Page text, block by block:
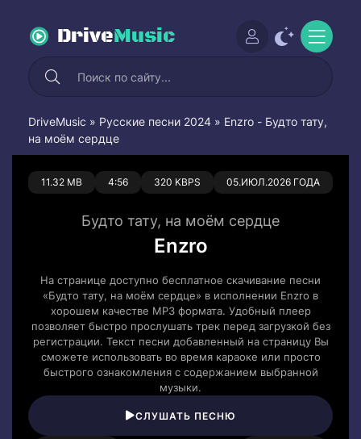
DriveMusic
DriveMusic » Русские песни 2024 » Enzro - Будто тату,
на моём сердце
11.32 MB 4:56 320 KBPS 05.ИЮЛ.2026 ГОДА
0 0
Будто тату, на моём сердце
Enzro
На странице доступно бесплатное скачивание песни
«Будто тату, на моём сердце» в исполнении Enzro в
хорошем качестве MP3 формата. Удобный плеер
позволяет быстро прослушать трек перед загрузкой без
регистрации. Текст песни добавленный на страницу Вы
сможете использовать во время караоке или просто
быстрого ознакомления с содержанием выбранной
музыки.
СЛУШАТЬ ПЕСНЮ